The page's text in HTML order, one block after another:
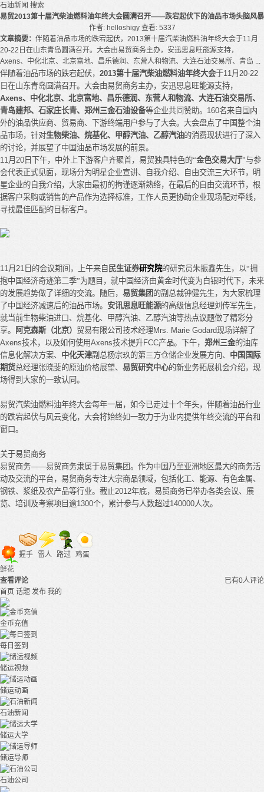
石油新闻 搜索
易贸2013第十届汽柴油燃料油年终大会圆满召开——跌宕起伏下的油品市场头脑风暴
作者: helloshigy 查看: 5337
文章摘要： 伴随着油品市场的跌宕起伏，2013第十届汽柴油燃料油年终大会于11月
20-22日在山东青岛圆满召开。大会由易贸商务主办，安迅思息旺能源支持，
Axens、中化北京、北京富地、昌乐德润、东营人和物流、大连石油交易所、青岛 ...
伴随着油品市场的跌宕起伏， 2013第十届汽柴油燃料油年终大会于11月 20-22
日在山东青岛圆满召开。大会由易贸商务主办，安迅思息旺能源支持，
Axens、中化北京、北京富地、昌乐德润、东营人和物流、大连石油交易所、
青岛建邦、石家庄长青、郑州三金石油设备等企业共同赞助。 160名来自国内
外的油品供应商、贸易商、下游终端用户参与了大会。大会盘点了中国整个油
品市场，针对生物柴油、烷基化、甲醇汽油、乙醇汽油的消费现状进行了深入
的讨论，并展望了中国油品市场发展的前景。
11月 20 日下午，中外上下游客户齐聚首，易贸独具特色的“金色交易大厅”与参
会代表正式见面，现场分为明星企业宣讲、自我介绍、自由交流三大环节，明
星企业的自我介绍，大家由最初的拘谨逐渐熟络，在最后的自由交流环节，根
据客户采购或销售的产品作为选择标准，工作人员更协助企业现场配对牵线，
寻找最佳匹配的目标客户。
11月 21 日的会议期间，上午来自 民生证券研究院的研究员朱振鑫先生 ，以“拥
抱中国经济奇迹第二季”为题目， 就中国经济由黄金时代变为白银时代下，未来
的发展趋势做了详细的交流。随后， 易贸集团 的副总裁钟健先生，为大家梳理
了中国经济减速后的油品市场。 安讯思息旺能源的高级信息经理刘传军先生，
就当前生物柴油进口、烷基化、甲醇汽油、乙醇汽油等热点议题做了精彩分
享。
阿克森斯（北京） 贸易有限公司技术经理Mrs. Marie Godard现场详解了
Axens技术，以及如何使用Axens技术提升FCC产品。下午， 郑州三金的油库
信息化解决方案、 中化天津副总杨宗玖的第三方仓储企业发展方向、 中国国际
期货总经理张晓斐的原油价格展望、 易贸研究中心的新业务拓展机会介绍，现
场得到大家的一致认同。
易贸汽柴油燃料油年终大会每年一届，如今已走过十个年头，伴随着油品行业
的跌宕起伏与风云变化，大会将始终如一致力于为业内提供年终交流的平台和
窗口。
关于易贸商务
易贸商务——易贸商务隶属于易贸集团。作为中国乃至亚洲地区最大的商务活
动及交流的平台，易贸商务专注大宗商品领域，包括化工、能源、有色金属、
钢铁、浆纸及农产品等行业。截止2012年底，易贸商务已举办各类会议、展
览、培训及考察项目逾1300个，累计参与人数超过140000人次。
鲜花
握手 雷人 路过 鸡蛋
已有0人评论
查看评论
首页 话题 发布 我的
金币充值
每日签到
储运视频
储运动画
石油新闻
储运大学
储运导师
石油公司